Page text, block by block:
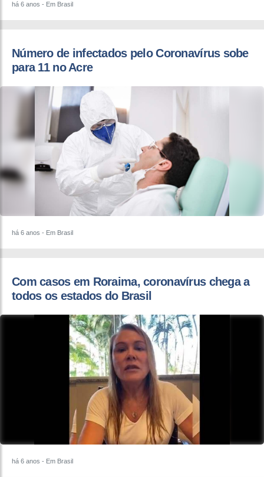
há 6 anos - Em Brasil
Número de infectados pelo Coronavírus sobe
para 11 no Acre
há 6 anos - Em Brasil
Com casos em Roraima, coronavírus chega a
todos os estados do Brasil
há 6 anos - Em Brasil